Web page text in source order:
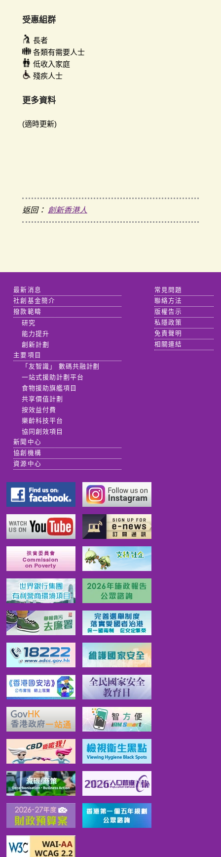
受惠組群
長者
各類有需要人士
低收入家庭
殘疾人士
更多資料
(適時更新)
返回： 創新香港人
最新消息
社創基金簡介
撥款範疇
研究
能力提升
創新計劃
主要項目
「友智識」 數碼共融計劃
一站式援助計劃平台
食物援助旗艦項目
共享價值計劃
按效益付費
樂齡科技平台
協同創效項目
新聞中心
協創機構
資源中心
常見問題
聯絡方法
版權告示
私隱政策
免責聲明
相關連結